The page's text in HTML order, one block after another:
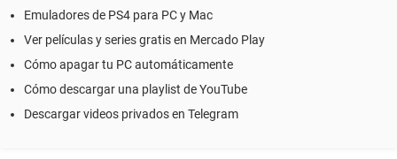
Emuladores de PS4 para PC y Mac
Ver películas y series gratis en Mercado Play
Cómo apagar tu PC automáticamente
Cómo descargar una playlist de YouTube
Descargar videos privados en Telegram